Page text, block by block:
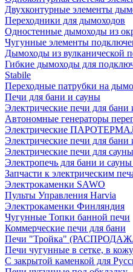
Двухконтурные элементы
Переходники для дымоходов
Одностенные дымоходы из
Чугунные элементы
Дымоходы из вулканической
Гибкие дымоходы для
Stabile
Переходные патрубки на
Печи для бани и сауны
Электрические печи для бани
Автономные генераторы
Электрические
Электрические печи для
Электрические печи для
Электропечь для бани и
Запчасти к электрическим
Электрокаменки SAWO
Пульты Управления Harvia
Электрокаменки Финляндия
Чугунные Топки банной печи
Коммерческие печи для бани
Печи "Тройка"
Печи чугунные в сетке, в
С закрытой каменкой для